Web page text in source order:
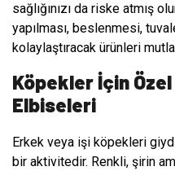
sağlığınızı da riske atmış
yapılması, beslenmesi,
kolaylaştıracak ürünleri
Köpekler İçin
Elbiseleri
Erkek veya işi köpekleri
bir aktivitedir. Renkli, şirin